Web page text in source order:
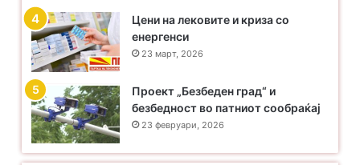
Цени на лековите и криза со
енергенси
23 март, 2026
Проект „Безбеден град“ и
безбедност во патниот сообраќај
23 февруари, 2026